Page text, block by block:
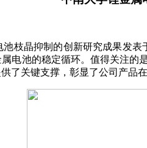
抑制的创新研究成果发表于
电池的稳定循环。值得关注的
了关键支撑，彰显了公司产品